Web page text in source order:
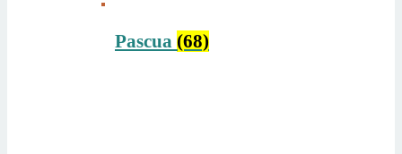
Pascua (68)